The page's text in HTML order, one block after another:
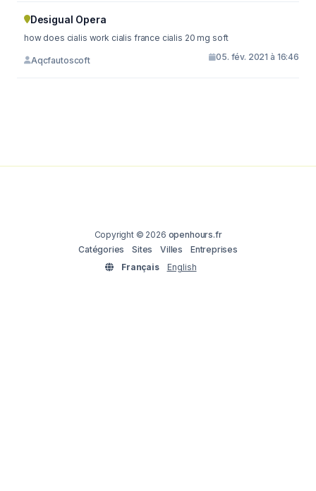
Desigual Opera
how does cialis work cialis france cialis 20 mg soft
Aqcfautoscoft 05. fév. 2021 à 16:46
Copyright © 2026 openhours.fr
Catégories
Sites Villes
Entreprises
Français
English